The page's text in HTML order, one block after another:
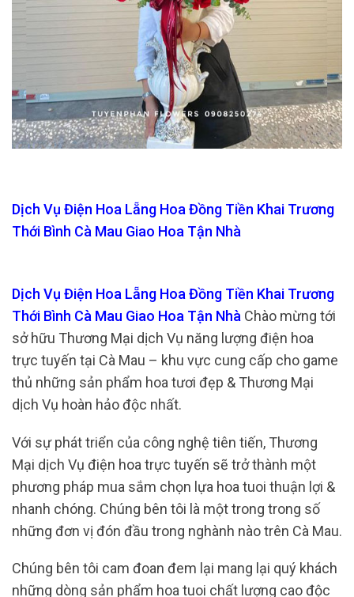
Dịch Vụ Điện Hoa Lẵng Hoa Đồng Tiền Khai Trương
Thới Bình Cà Mau Giao Hoa Tận Nhà
Dịch Vụ Điện Hoa Lẵng Hoa Đồng Tiền Khai Trương
Thới Bình Cà Mau Giao Hoa Tận Nhà Chào mừng tới
sở hữu Thương Mại dịch Vụ năng lượng điện hoa
trực tuyến tại Cà Mau – khu vực cung cấp cho game
thủ những sản phẩm hoa tươi đẹp & Thương Mại
dịch Vụ hoàn hảo độc nhất.
Với sự phát triển của công nghệ tiên tiến, Thương
Mại dịch Vụ điện hoa trực tuyến sẽ trở thành một
phương pháp mua sắm chọn lựa hoa tuoi thuận lợi &
nhanh chóng. Chúng bên tôi là một trong trong số
những đơn vị đón đầu trong nghành nào trên Cà Mau.
Chúng bên tôi cam đoan đem lại mang lại quý khách
những dòng sản phẩm hoa tuoi chất lượng cao độc